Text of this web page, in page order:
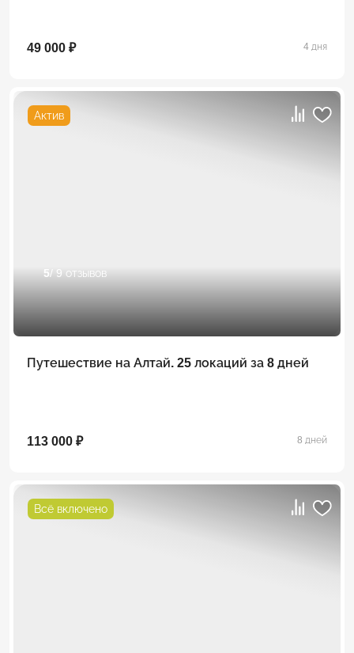
49 000 ₽ 4 дня
Актив
5/ 9 отзывов
Путешествие на Алтай. 25 локаций за 8 дней
113 000 ₽ 8 дней
Всё включено